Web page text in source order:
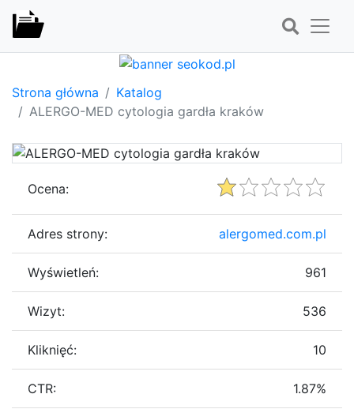
Strona główna
Katalog
ALERGO-MED cytologia gardła kraków
Ocena:
Adres strony: alergomed.com.pl
Wyświetleń: 961
Wizyt: 536
Kliknięć: 10
CTR: 1.87%